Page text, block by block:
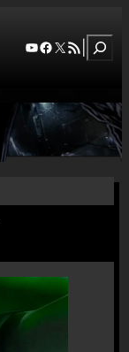
YouTube
Facebook
X RSS Feed